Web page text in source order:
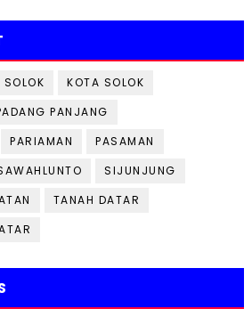
SOLOK
KOTA SOLOK
PANJANG
PARIAMAN
PASAMAN
SIJUNJUNG
TANAH DATAR